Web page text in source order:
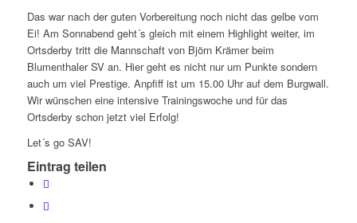
Das war nach der guten Vorbereitung noch nicht das gelbe vom
Ei! Am Sonnabend geht´s gleich mit einem Highlight weiter, im
Ortsderby tritt die Mannschaft von Björn Krämer beim
Blumenthaler SV an. Hier geht es nicht nur um Punkte sondern
auch um viel Prestige. Anpfiff ist um 15.00 Uhr auf dem Burgwall.
Wir wünschen eine intensive Trainingswoche und für das
Ortsderby schon jetzt viel Erfolg!
Let´s go SAV!
Eintrag teilen